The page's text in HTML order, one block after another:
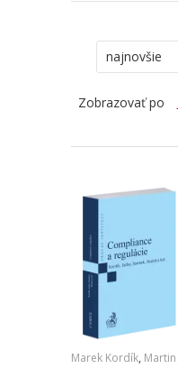
najnovšie
Zobrazovať po
Marek Kordík, Martin